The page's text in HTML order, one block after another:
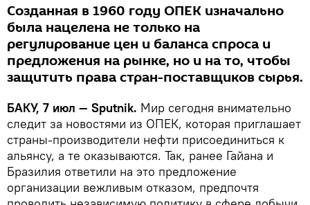
Созданная в 1960 году ОПЕК изначально
была нацелена не только на
регулирование цен и баланса спроса и
предложения на рынке, но и на то, чтобы
защитить права стран-поставщиков сырья.
БАКУ, 7 июл — Sputnik. Мир сегодня внимательно
следит за новостями из ОПЕК, которая приглашает
страны-производители нефти присоединиться к
альянсу, а те оказываются. Так, ранее Гайана и
Бразилия ответили на это предложение
организации вежливым отказом, предпочтя